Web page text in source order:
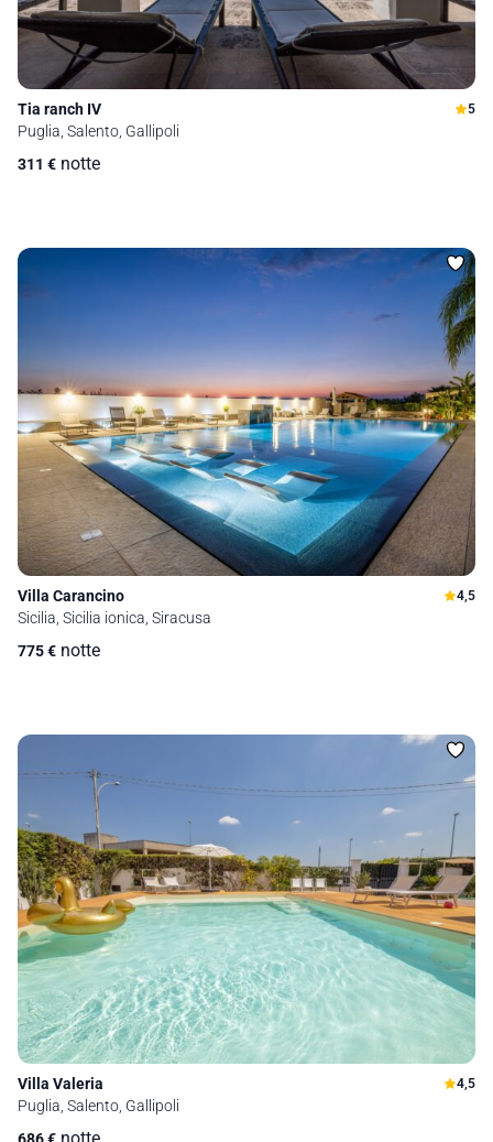
Tia ranch IV 5
Puglia, Salento, Gallipoli
311 € notte
Villa Carancino 4,5
Sicilia, Sicilia ionica, Siracusa
775€ notte
Villa Valeria 4,5
Puglia, Salento, Gallipoli